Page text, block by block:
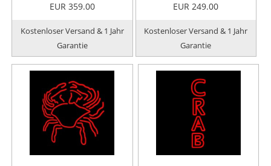
EUR 359.00
Kostenloser Versand & 1 Jahr
Garantie
EUR 249.00
Kostenloser Versand & 1 Jahr
Garantie